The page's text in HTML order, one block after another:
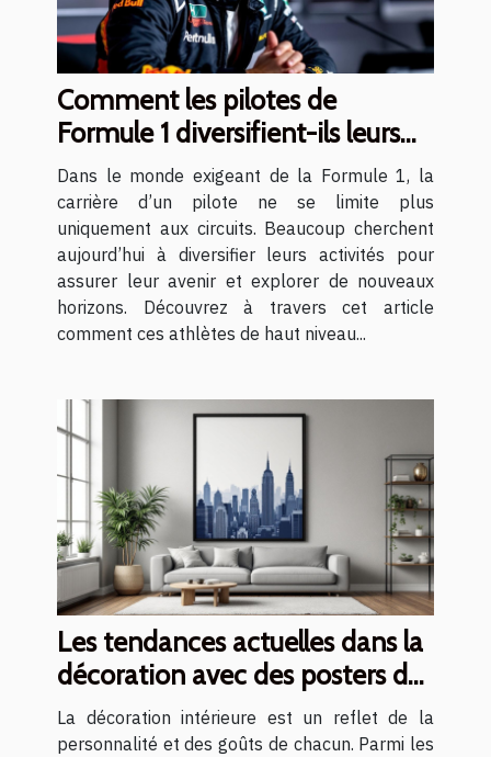
Comment les pilotes de
Formule 1 diversifient-ils leurs
carrières ?
Dans le monde exigeant de la Formule 1, la
carrière d’un pilote ne se limite plus
uniquement aux circuits. Beaucoup cherchent
aujourd’hui à diversifier leurs activités pour
assurer leur avenir et explorer de nouveaux
horizons. Découvrez à travers cet article
comment ces athlètes de haut niveau...
Les tendances actuelles dans la
décoration avec des posters de
villes
La décoration intérieure est un reflet de la
personnalité et des goûts de chacun. Parmi les